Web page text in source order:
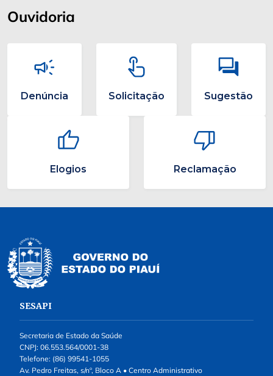
Ouvidoria
Denúncia Solicitação Sugestão
Elogios Reclamação
SESAPI
Secretaria de Estado da Saúde
CNPJ: 06.553.564/0001-38
Telefone: (86) 99541-1055
Av. Pedro Freitas, s/nº, Bloco A • Centro Administrativo